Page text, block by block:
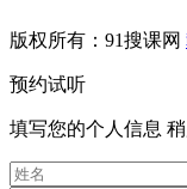
在网上看了
╭***笑
前期一直是
版权所有：91搜课网
预约试听
填写您的个人信息